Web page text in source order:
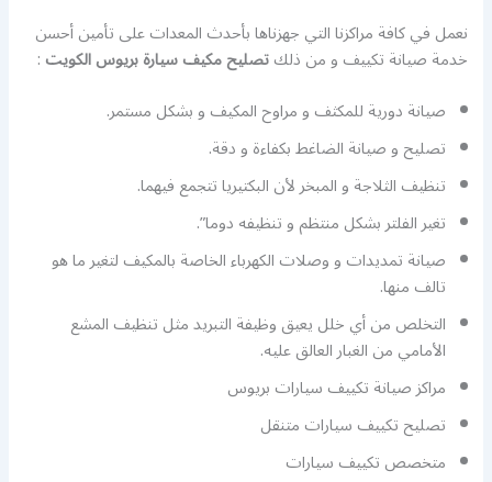
نعمل في كافة مراكزنا التي جهزناها بأحدث المعدات على تأمين أحسن
خدمة صيانة تكييف و من ذلكتصليح مكيف سيارة بريوس الكويت:
صيانة دورية للمكثف و مراوح المكيف و بشكل مستمر.
تصليح و صيانة الضاغط بكفاءة و دقة.
تنظيف الثلاجة و المبخر لأن البكتيريا تتجمع فيهما.
تغير الفلتر بشكل منتظم و تنظيفه دوما”.
صيانة تمديدات و وصلات الكهرباء الخاصة بالمكيف لتغير ما هو
تالف منها.
التخلص من أي خلل يعيق وظيفة التبريد مثل تنظيف المشع
الأمامي من الغبار العالق عليه.
مراكز صيانة تكييف سيارات بريوس
تصليح تكييف سيارات متنقل
متخصص تكييف سيارات